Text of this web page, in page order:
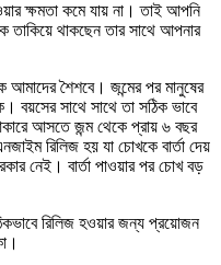
ক্ষমতা কমে যায় না। তাই আপনি
তাকিয়ে থাকছেন তার সাথে আপনার
আমাদের শৈশবে। জন্মের পর মানুষের
সাথে সাথে তা সঠিক ভাবে
আসতে জন্ম থেকে প্রায় ৬ বছর
রিলিজ হয় যা চোখকে বার্তা দেয়
নেই। বার্তা পাওয়ার পর চোখ বড়
রিলিজ হওয়ার জন্য প্রয়োজন